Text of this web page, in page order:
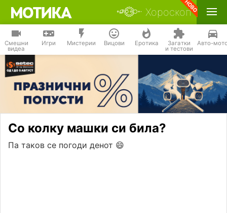
Хороскоп
Смешни
видеа
Игри Мистерии Вицови Еротика Загатки
и тестови
Авто-
Со колку машки си била?
Па таков се погоди денот 😄